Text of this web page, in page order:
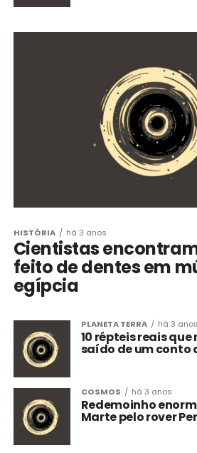
HISTÓRIA há 3 anos
Cientistas
feito de dentes em
egípcia
PLANETA TERRA há 3 anos
10 répteis reais
saído de um conto
COSMOS há 3 anos
Redemoinho
Marte pelo rover